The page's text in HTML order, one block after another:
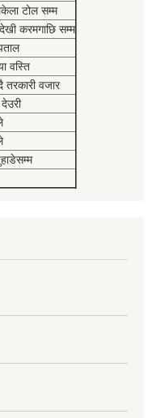
टोल सम्म
करमगाछि सम्म
वस्ति
तरकारी वजार